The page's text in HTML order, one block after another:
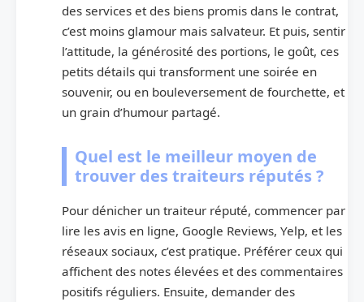
des services et des biens promis dans le contrat,
c’est moins glamour mais salvateur. Et puis, sentir
l’attitude, la générosité des portions, le goût, ces
petits détails qui transforment une soirée en
souvenir, ou en bouleversement de fourchette, et
un grain d’humour partagé.
Quel est le meilleur moyen de
trouver des traiteurs réputés ?
Pour dénicher un traiteur réputé, commencer par
lire les avis en ligne, Google Reviews, Yelp, et les
réseaux sociaux, c’est pratique. Préférer ceux qui
affichent des notes élevées et des commentaires
positifs réguliers. Ensuite, demander des